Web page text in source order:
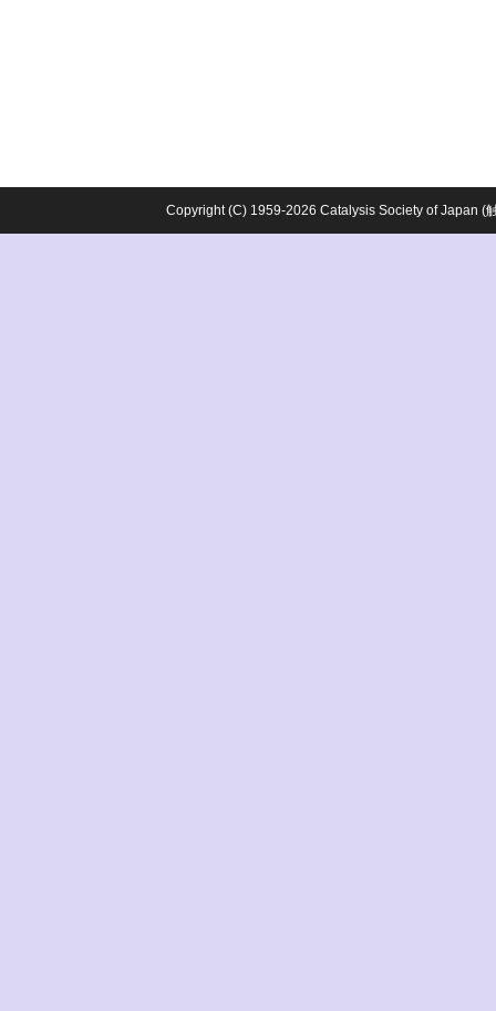
Copyright (C) 1959-2026 Catalysis Society of Japan (